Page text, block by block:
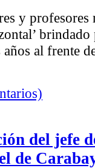
y profesores
al frente
del jefe
de